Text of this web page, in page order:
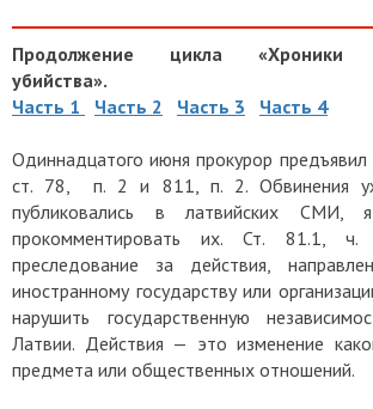
Продолжение цикла «Хроники
убийства».
Часть 1
Часть 2 Часть 3 Часть 4
Одиннадцатого июня прокурор
ст. 78, п. 2 и 811, п. 2. Обвинения
публиковались в латвийских СМИ,
прокомментировать их. Ст. 81.1, ч.
преследование за действия,
иностранному государству или
нарушить государственную
Латвии. Действия — это изменение
предмета или общественных отношений.